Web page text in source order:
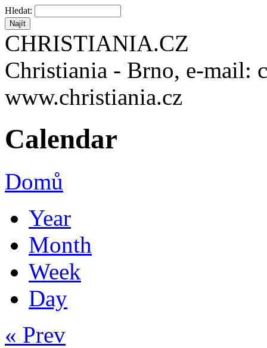
Hledat:
CHRISTIANIA.CZ
Christiania - Brno, e-mail:
www.christiania.cz
Calendar
Domů
Year
Month
Week
Day
« Prev